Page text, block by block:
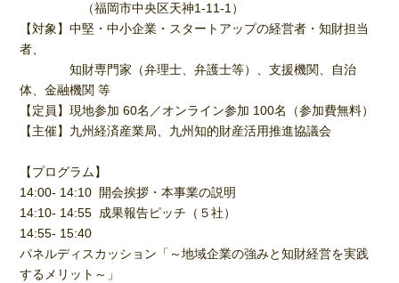
（福岡市中央区天神1-11-1）
【対象】中堅・中小企業・スタートアップの経営者・知財担当
者、
知財専門家（弁理士、弁護士等）、支援機関、自治
体、金融機関 等
【定員】現地参加 60名／オンライン参加 100名（参加費無料）
【主催】九州経済産業局、九州知的財産活用推進協議会
【プログラム】
14:00- 14:10 開会挨拶・本事業の説明
14:10- 14:55 成果報告ピッチ（５社）
14:55- 15:40
パネルディスカッション「～地域企業の強みと知財経営を実践
するメリット～」